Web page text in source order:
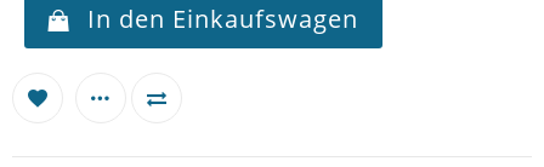
In den Einkaufswagen